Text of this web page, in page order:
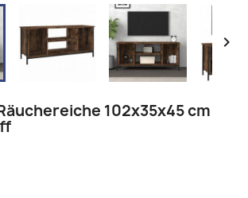

102x35x45 cm